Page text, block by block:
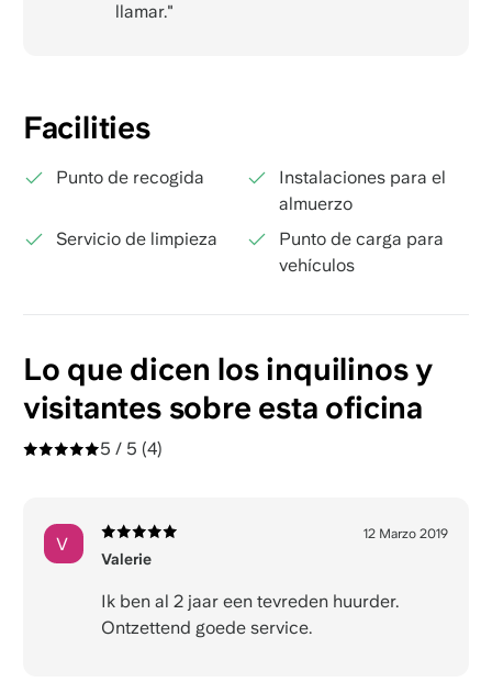
llamar."
Facilities
Punto de recogida
Instalaciones para el
almuerzo
Servicio de limpieza
Punto de carga para
vehículos
Lo que dicen los inquilinos y
visitantes sobre esta oficina
5 / 5 (4)
V
Valerie
12 Marzo 2019
Ik ben al 2 jaar een tevreden huurder.
Ontzettend goede service.